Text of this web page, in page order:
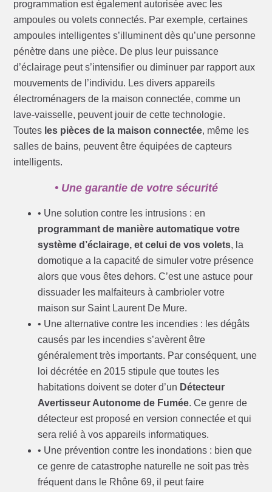
programmation est également autorisée avec les
ampoules ou volets connectés. Par exemple, certaines
ampoules intelligentes s’illuminent dès qu’une personne
pénètre dans une pièce. De plus leur puissance
d’éclairage peut s’intensifier ou diminuer par rapport aux
mouvements de l’individu. Les divers appareils
électroménagers de la maison connectée, comme un
lave-vaisselle, peuvent jouir de cette technologie.
Toutes les pièces de la maison connectée, même les
salles de bains, peuvent être équipées de capteurs
intelligents.
• Une garantie de votre sécurité
• Une solution contre les intrusions : en
programmant de manière automatique votre
système d’éclairage, et celui de vos volets, la
domotique a la capacité de simuler votre présence
alors que vous êtes dehors. C’est une astuce pour
dissuader les malfaiteurs à cambrioler votre
maison sur Saint Laurent De Mure.
• Une alternative contre les incendies : les dégâts
causés par les incendies s’avèrent être
généralement très importants. Par conséquent, une
loi décrétée en 2015 stipule que toutes les
habitations doivent se doter d’un Détecteur
Avertisseur Autonome de Fumée. Ce genre de
détecteur est proposé en version connectée et qui
sera relié à vos appareils informatiques.
• Une prévention contre les inondations : bien que
ce genre de catastrophe naturelle ne soit pas très
fréquent dans le Rhône 69, il peut faire